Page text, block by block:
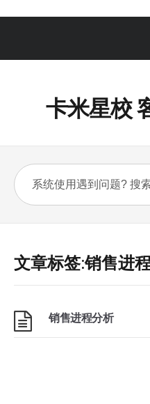
卡米星校
文章标签:销售进
销售进程分析